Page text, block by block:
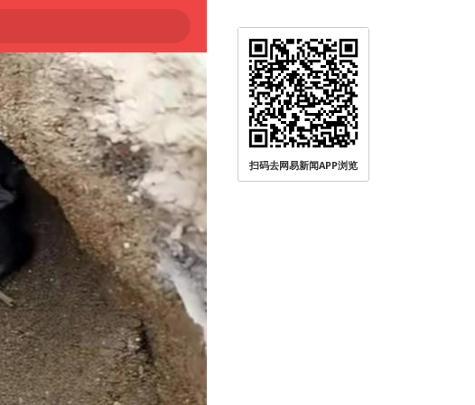
扫码去网易新闻APP浏览